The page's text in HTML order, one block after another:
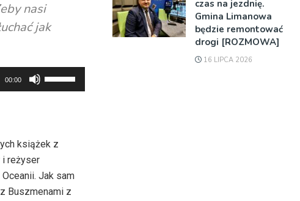
nasi
jak
00:00
strzałek
książek z
i reżyser
Jak sam
Buszmenami z
czas na jezdnię.
Gmina Limanowa
będzie remontować
drogi [ROZMOWA]
16 LIPCA 2026